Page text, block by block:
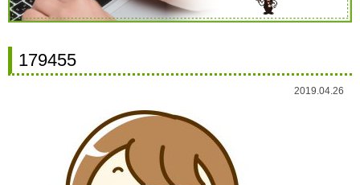
179455
2019.04.26